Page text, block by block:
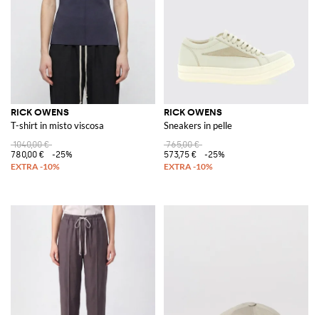
RICK OWENS
T-shirt in misto viscosa
1040,00 €
780,00 €
-25%
RICK OWENS
Sneakers in pelle
765,00 €
573,75 €
-25%